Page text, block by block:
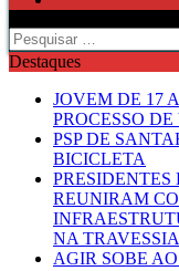
Pesquisar
por:
Destaques
JOVEM DE 17
PROCESSO
PSP DE
BICICLETA
REUNIRAM
NA
AGIR SOBE